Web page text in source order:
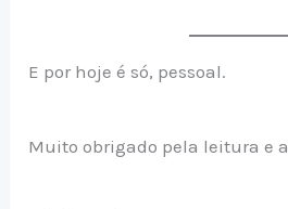
E por hoje é só, pessoal.
Muito obrigado pela leitura e